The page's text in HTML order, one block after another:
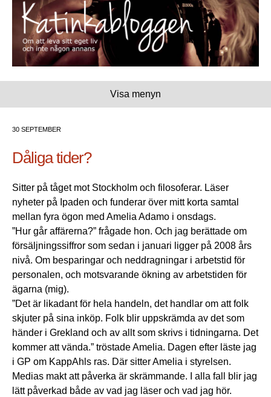
Visa menyn
30 SEPTEMBER
Dåliga tider?
Sitter på tåget mot Stockholm och filosoferar. Läser
nyheter på Ipaden och funderar över mitt korta samtal
mellan fyra ögon med Amelia Adamo i onsdags.
”Hur går affärerna?” frågade hon. Och jag berättade om
försäljningssiffror som sedan i januari ligger på 2008 års
nivå. Om besparingar och neddragningar i arbetstid för
personalen, och motsvarande ökning av arbetstiden för
ägarna (mig).
”Det är likadant för hela handeln, det handlar om att folk
skjuter på sina inköp. Folk blir uppskrämda av det som
händer i Grekland och av allt som skrivs i tidningarna. Det
kommer att vända.” tröstade Amelia. Dagen efter läste jag
i GP om KappAhls ras. Där sitter Amelia i styrelsen.
Medias makt att påverka är skrämmande. I alla fall blir jag
lätt påverkad både av vad jag läser och vad jag hör.